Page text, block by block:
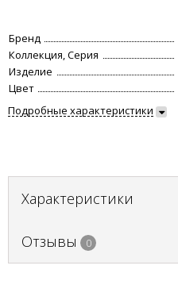
Бренд
Коллекция, Серия
Изделие
Цвет
Подробные характеристики
Характеристики
Отзывы 0